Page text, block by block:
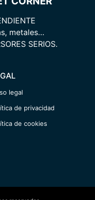
metales…
SERIOS.
legal
de privacidad
de cookies